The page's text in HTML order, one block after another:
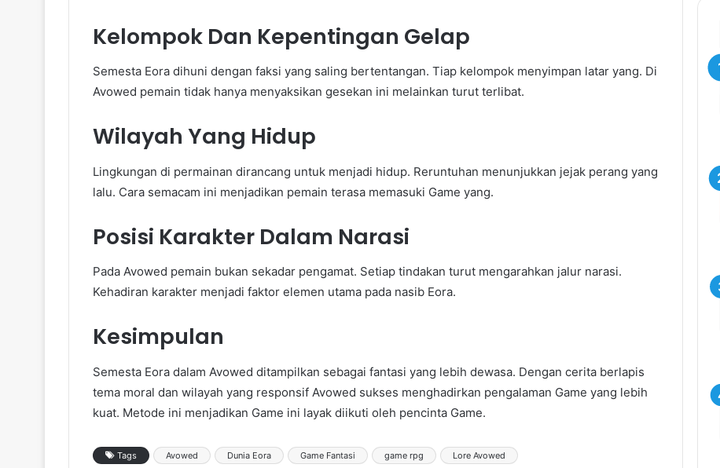
Kelompok Dan Kepentingan Gelap
Semesta Eora dihuni dengan faksi yang saling bertentangan. Tiap kelompok menyimpan latar yang. Di
Avowed pemain tidak hanya menyaksikan gesekan ini melainkan turut terlibat.
Wilayah Yang Hidup
Lingkungan di permainan dirancang untuk menjadi hidup. Reruntuhan menunjukkan jejak perang yang
lalu. Cara semacam ini menjadikan pemain terasa memasuki Game yang.
Posisi Karakter Dalam Narasi
Pada Avowed pemain bukan sekadar pengamat. Setiap tindakan turut mengarahkan jalur narasi.
Kehadiran karakter menjadi faktor elemen utama pada nasib Eora.
Kesimpulan
Semesta Eora dalam Avowed ditampilkan sebagai fantasi yang lebih dewasa. Dengan cerita berlapis
tema moral dan wilayah yang responsif Avowed sukses menghadirkan pengalaman Game yang lebih
kuat. Metode ini menjadikan Game ini layak diikuti oleh pencinta Game.
Tags Avowed Dunia Eora Game Fantasi game rpg Lore Avowed